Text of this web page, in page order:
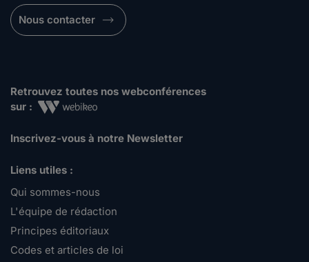
Nous contacter
Retrouvez toutes nos webconférences
sur :
Inscrivez-vous à notre Newsletter
Liens utiles :
Qui sommes-nous
L'équipe de rédaction
Principes éditoriaux
Codes et articles de loi